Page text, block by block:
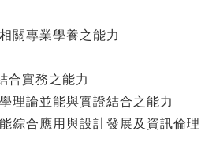
關專業學養之能力
合實務之能力
理論並能與實證結合之能力
綜合應用與設計發展及資訊倫理